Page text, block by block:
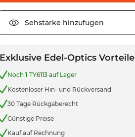
Sehstärke hinzufügen
Exklusive Edel-Optics Vorteile
Noch1 TY6113 auf Lager
Kostenloser Hin- und Rückversand
30 Tage Rückgaberecht
Günstige Preise
Kauf auf Rechnung